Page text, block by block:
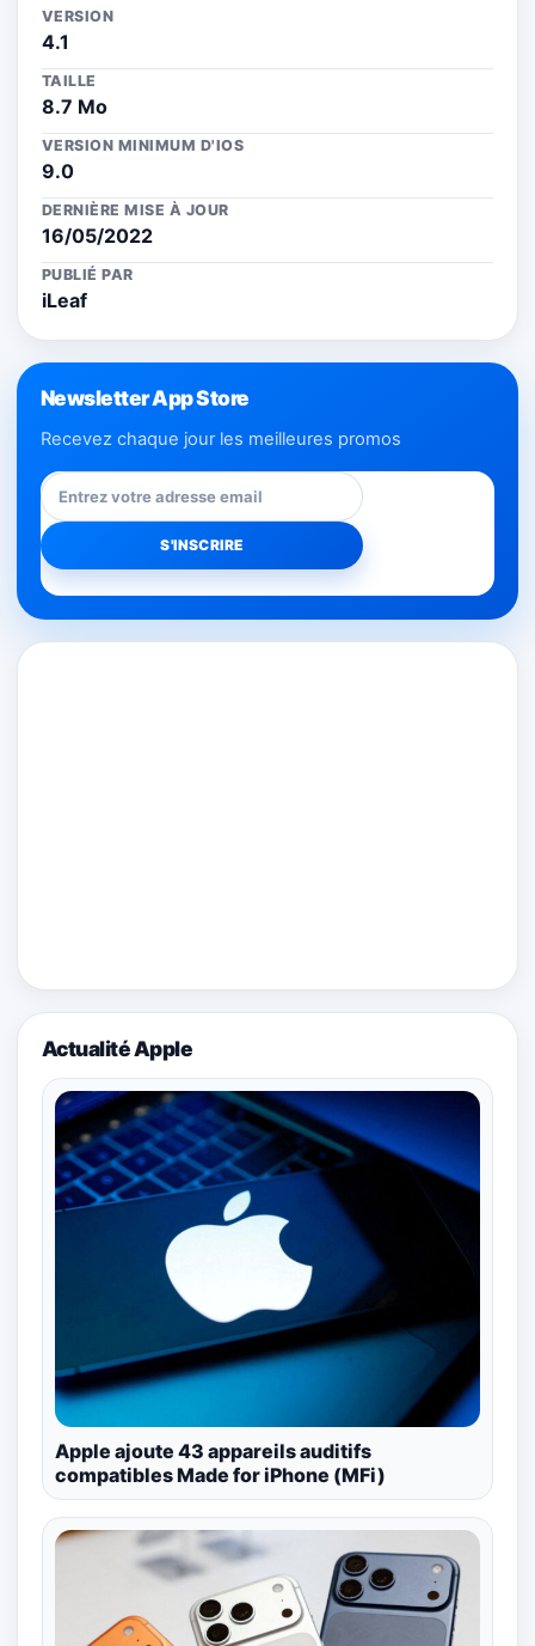
VERSION
4.1
TAILLE
8.7 Mo
VERSION MINIMUM D'IOS
9.0
DERNIÈRE MISE À JOUR
16/05/2022
PUBLIÉ PAR
iLeaf
Newsletter App Store
Recevez chaque jour les meilleures promos
Actualité Apple
Apple ajoute 43 appareils auditifs
compatibles Made for iPhone (MFi)